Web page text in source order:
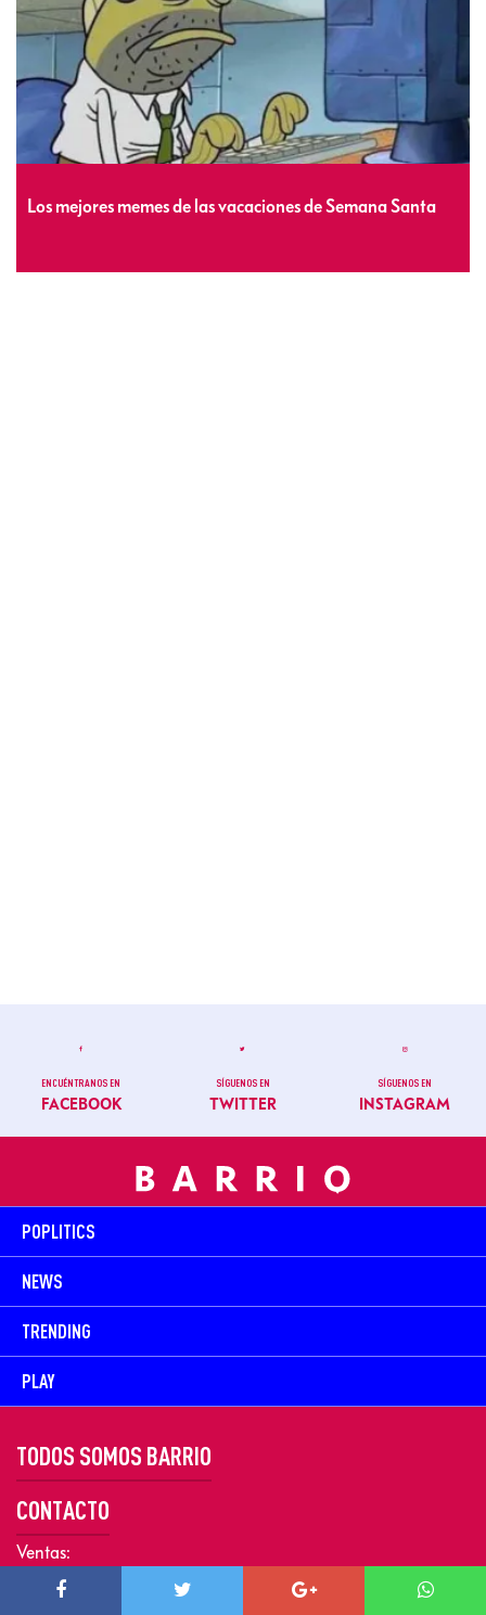
Los mejores memes de las vacaciones de Semana Santa
ENCUÉNTRANOS EN
FACEBOOK
SÍGUENOS EN
TWITTER
SÍGUENOS EN
INSTAGRAM
POPLITICS
NEWS
TRENDING
PLAY
TODOS SOMOS BARRIO
CONTACTO
Ventas:
contacto@prowell.media